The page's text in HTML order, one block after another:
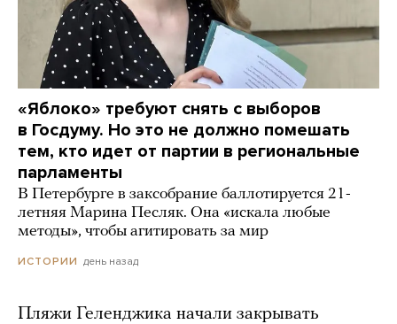
«Яблоко» требуют снять с выборов
в Госдуму. Но это не должно помешать
тем, кто идет от партии в региональные
парламенты
В Петербурге в заксобрание баллотируется 21-
летняя Марина Песляк. Она «искала любые
методы», чтобы агитировать за мир
ИСТОРИИ день назад
Пляжи Геленджика начали закрывать